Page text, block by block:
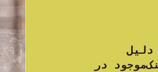
شرکت در جلسات رایگان است، اما به دلیل
در